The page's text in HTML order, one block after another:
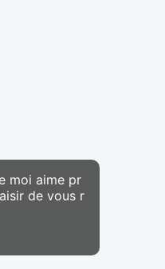
moi aime pr
de vous r